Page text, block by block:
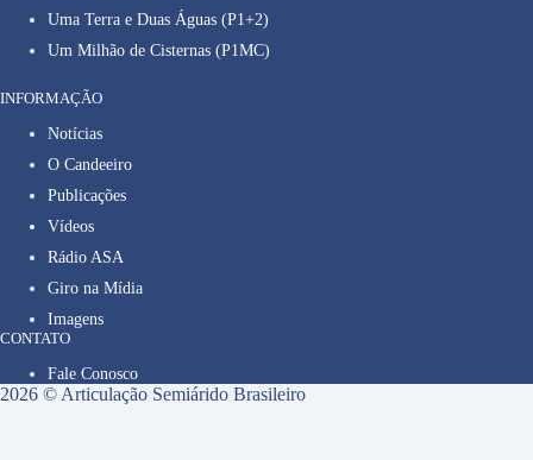
Uma Terra e Duas Águas (P1+2)
Um Milhão de Cisternas (P1MC)
INFORMAÇÃO
Notícias
O Candeeiro
Publicações
Vídeos
Rádio ASA
Giro na Mídia
Imagens
CONTATO
Fale Conosco
2026 © Articulação Semiárido Brasileiro